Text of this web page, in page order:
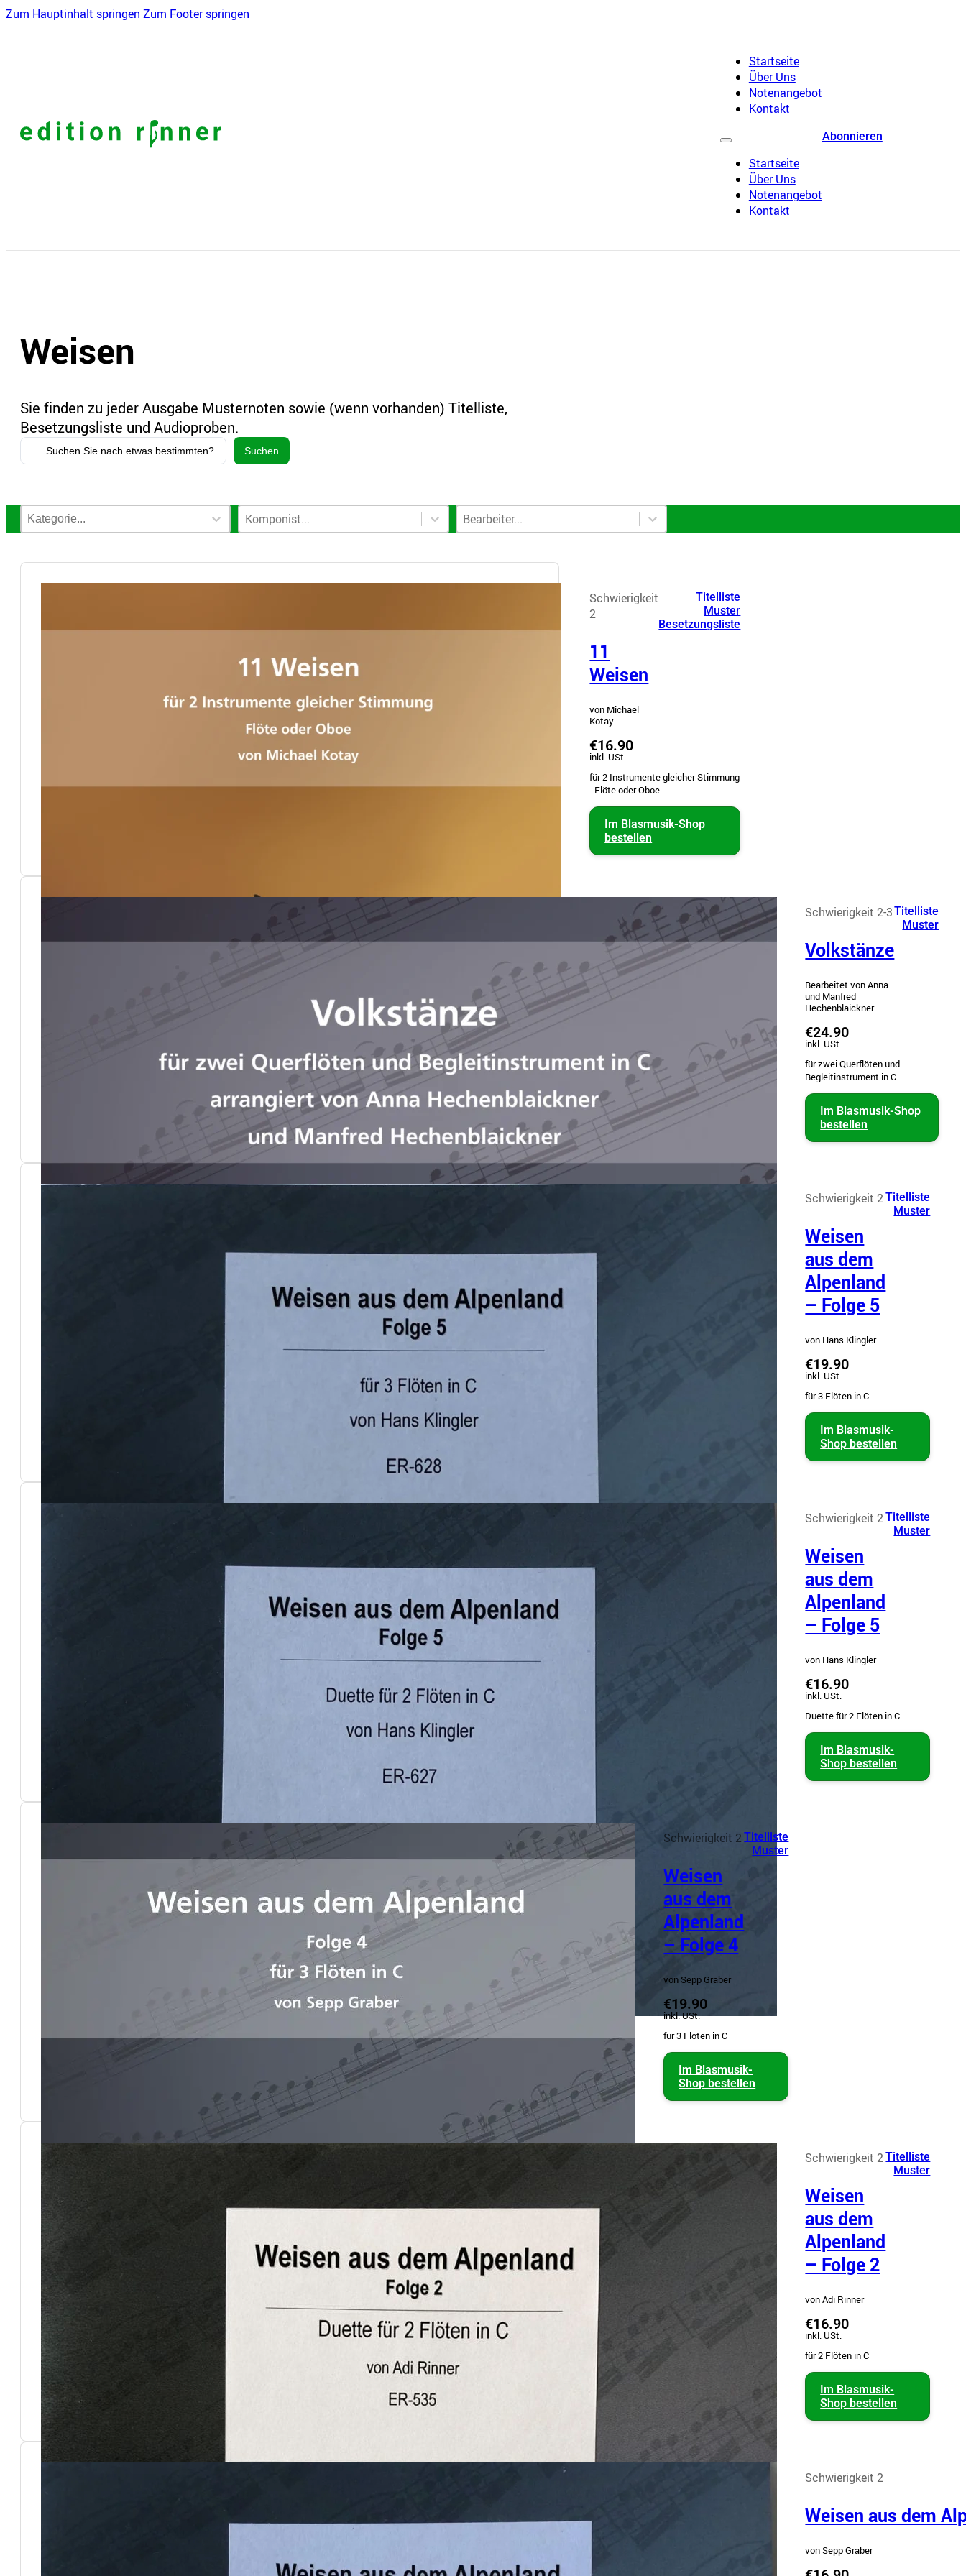
Zum Hauptinhalt springen Zum Footer springen
Startseite
Über Uns
Notenangebot
Kontakt
Startseite
Über Uns
Notenangebot
Kontakt
Abonnieren
Weisen
Sie finden zu jeder Ausgabe Musternoten sowie (wenn vorhanden) Titelliste,
Besetzungsliste und Audioproben.
Search
...
Suchen
Notenkategorien-Filter
Select content Komponisten-Filter
Select content
Select content
Bearbeiter-Filter
Select content
Select content
Schwierigkeit
2
11
Weisen
von Michael
Kotay
Titelliste
Muster
Besetzungsliste
€16.90
inkl. USt.
für 2 Instrumente gleicher Stimmung
- Flöte oder Oboe
Im Blasmusik-Shop
bestellen
Schwierigkeit 2-3
Volkstänze
Bearbeitet von Anna
und Manfred
Hechenblaickner
Titelliste
Muster
€24.90
inkl. USt.
für zwei Querflöten und
Begleitinstrument in C
Im Blasmusik-Shop
bestellen
Schwierigkeit 2
Weisen
aus dem
Alpenland
– Folge 5
von Hans Klingler
Titelliste
Muster
€19.90
inkl. USt.
für 3 Flöten in C
Im Blasmusik-
Shop bestellen
Schwierigkeit 2
Weisen
aus dem
Alpenland
– Folge 5
von Hans Klingler
Titelliste
Muster
€16.90
inkl. USt.
Duette für 2 Flöten in C
Im Blasmusik-
Shop bestellen
Schwierigkeit 2
Weisen
aus dem
Alpenland
– Folge 4
von Sepp Graber
Titelliste
Muster
€19.90
inkl. USt.
für 3 Flöten in C
Im Blasmusik-
Shop bestellen
Schwierigkeit 2
Weisen
aus dem
Alpenland
– Folge 2
von Adi Rinner
Titelliste
Muster
€16.90
inkl. USt.
für 2 Flöten in C
Im Blasmusik-
Shop bestellen
Schwierigkeit 2
Weisen aus dem
von Sepp Graber